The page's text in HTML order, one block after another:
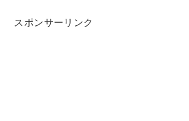
スポンサーリンク